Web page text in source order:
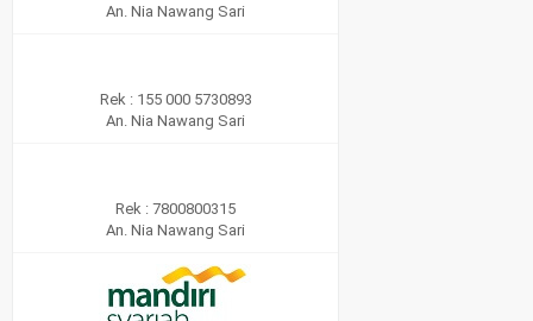
An. Nia Nawang Sari
Rek : 155 000 5730893
An. Nia Nawang Sari
Rek : 7800800315
An. Nia Nawang Sari